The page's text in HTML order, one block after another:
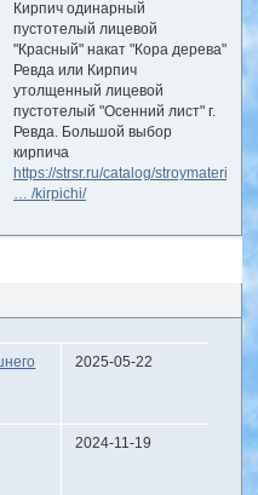
Кирпич одинарный
пустотелый лицевой
"Красный" накат "Кора дерева"
Ревда или Кирпич
утолщенный лицевой
пустотелый "Осенний лист" г.
Ревда. Большой выбор
кирпича
https://strsr.ru/catalog/stroymaterialy
… /kirpichi/
2025-05-22
2024-11-19